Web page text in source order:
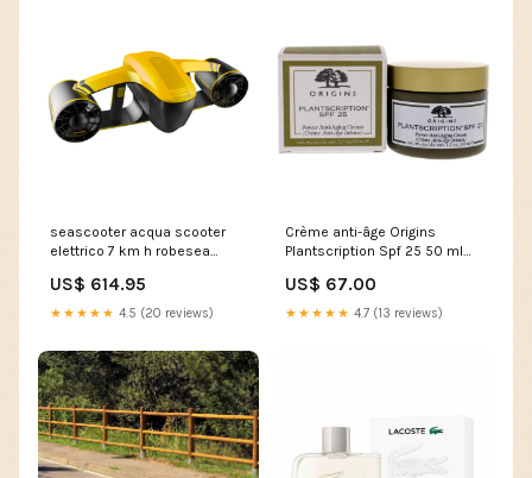
seascooter acqua scooter
elettrico 7 km h robesea
207
US$ 614.95
★★★★★ 4.5 (20 reviews)
Crème anti-âge Origins
Plantscription Spf 25 50 ml
Firenze
US$ 67.00
★★★★★ 4.7 (13 reviews)